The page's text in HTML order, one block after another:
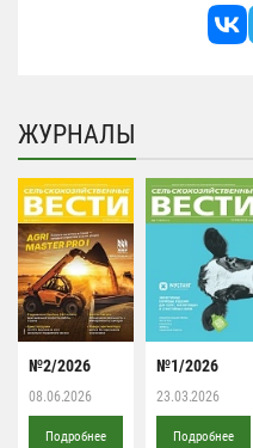
ЖУРНАЛЫ
№2/2026
08.06.2026
Подробнее
№1/2026
23.03.2026
Подробнее